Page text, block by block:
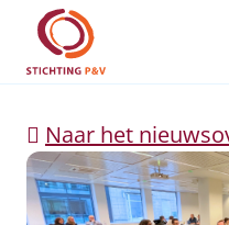
Skip to Main Content
BOOST
Naar het